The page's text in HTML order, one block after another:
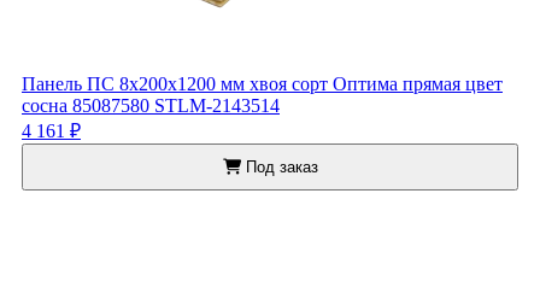
Панель ПС 8x200x1200 мм хвоя сорт Оптима прямая цвет
сосна 85087580 STLM-2143514
4 161 ₽
Под заказ